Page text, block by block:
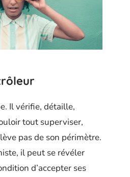
Il vérifie, détaille,
tout superviser,
pas de son périmètre.
il peut se révéler
d’accepter ses